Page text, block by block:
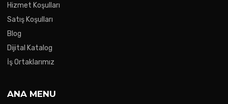
Hizmet Koşulları
Satış Koşulları
Blog
Dijital Katalog
İş Ortaklarımız
ANA MENU